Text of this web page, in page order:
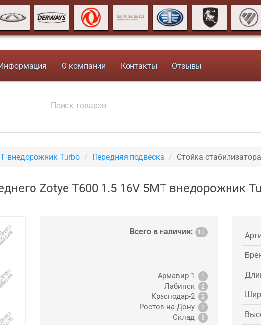
О компании Контакты Отзывы
внедорожник Turbo Передняя подвеска Стойка
Zotye T600 1.5 16V 5MT внедорожник
Всего в наличии: 10
Армавир-1 1
Лабинск 2
Краснодар-2 2
Ростов-на-Дону 2
Склад 3